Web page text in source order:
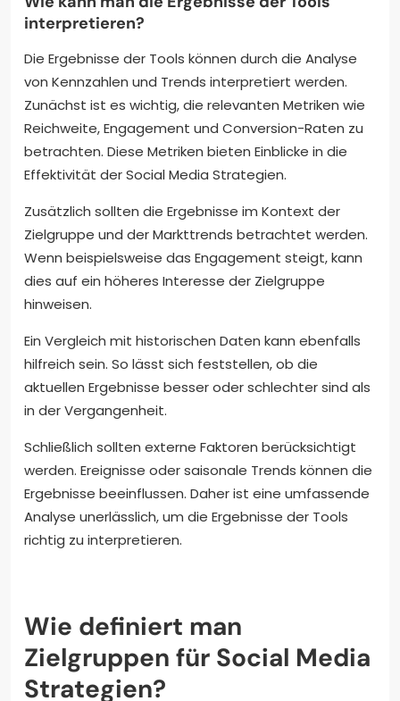
interpretieren?
Die Ergebnisse der Tools können durch die Analyse
von Kennzahlen und Trends interpretiert werden.
Zunächst ist es wichtig, die relevanten Metriken wie
Reichweite, Engagement und Conversion-Raten zu
betrachten. Diese Metriken bieten Einblicke in die
Effektivität der Social Media Strategien.
Zusätzlich sollten die Ergebnisse im Kontext der
Zielgruppe und der Markttrends betrachtet werden.
Wenn beispielsweise das Engagement steigt, kann
dies auf ein höheres Interesse der Zielgruppe
hinweisen.
Ein Vergleich mit historischen Daten kann ebenfalls
hilfreich sein. So lässt sich feststellen, ob die
aktuellen Ergebnisse besser oder schlechter sind als
in der Vergangenheit.
Schließlich sollten externe Faktoren berücksichtigt
werden. Ereignisse oder saisonale Trends können die
Ergebnisse beeinflussen. Daher ist eine umfassende
Analyse unerlässlich, um die Ergebnisse der Tools
richtig zu interpretieren.
Wie definiert man
Zielgruppen für Social Media
Strategien?